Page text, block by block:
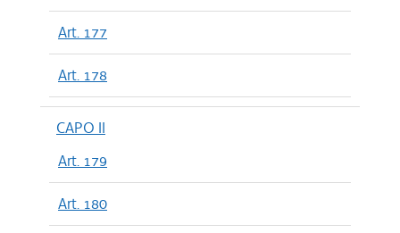
Art. 177
Art. 178
CAPO II
Art. 179
Art. 180